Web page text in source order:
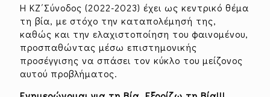
Η ΚΖ΄Σύνοδος (2022-2023) έχει ως κεντρικό θέμα
τη βία, με στόχο την καταπολέμησή της,
καθώς και την ελαχιστοποίηση του φαινομένου,
προσπαθώντας μέσω επιστημονικής
προσέγγισης να σπάσει τον κύκλο του μείζονος
αυτού προβλήματος.